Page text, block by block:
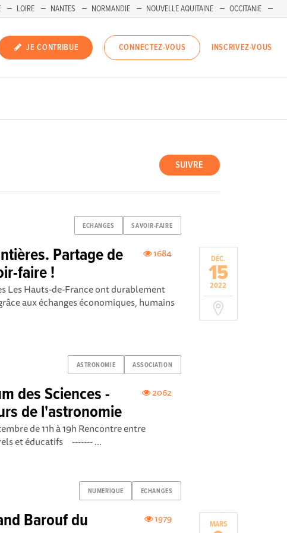
LOIRE NANTES NORMANDIE NOUVELLE AQUITAINE
OCCITANIE
JE CONTRIBUE CONNECTEZ-VOUS INSCRIVEZ-VOUS
SUIVRE
ECHANGES SAVOIR-FAIRE
DÉC.
15
2022
1684
Partage de
faire !
Les Hauts-de-France ont durablement
aux échanges économiques, humains
ASTRONOMIE ASSOCIATION
2062
des Sciences -
de l'astronomie
de 11h à 19h Rencontre entre
et éducatifs ------- ...
NUMERIQUE ECHANGES
MARS
1979
Barouf du